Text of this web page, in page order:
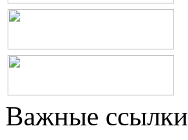
Важные ссылки